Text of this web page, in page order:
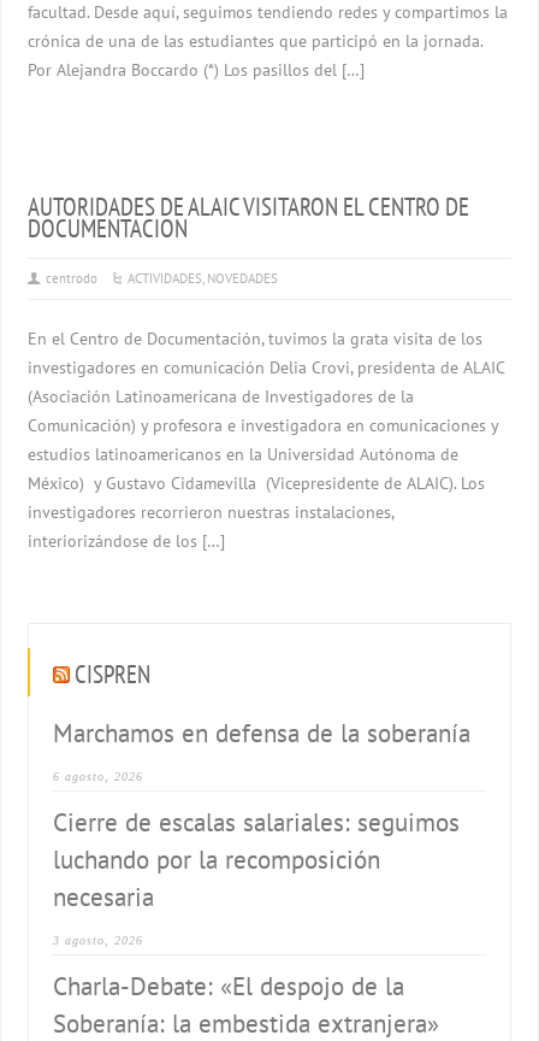
facultad. Desde aquí, seguimos tendiendo redes y compartimos la
crónica de una de las estudiantes que participó en la jornada.
Por Alejandra Boccardo (*) Los pasillos del […]
AUTORIDADES DE ALAIC VISITARON EL CENTRO DE
DOCUMENTACION
centrodo ACTIVIDADES, NOVEDADES
En el Centro de Documentación, tuvimos la grata visita de los
investigadores en comunicación Delia Crovi, presidenta de ALAIC
(Asociación Latinoamericana de Investigadores de la
Comunicación) y profesora e investigadora en comunicaciones y
estudios latinoamericanos en la Universidad Autónoma de
México) y Gustavo Cidamevilla (Vicepresidente de ALAIC). Los
investigadores recorrieron nuestras instalaciones,
interiorizándose de los […]
CISPREN
Marchamos en defensa de la soberanía
6 agosto, 2026
Cierre de escalas salariales: seguimos
luchando por la recomposición
necesaria
3 agosto, 2026
Charla-Debate: «El despojo de la
Soberanía: la embestida extranjera»